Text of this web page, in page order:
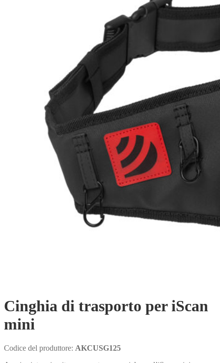
Cinghia di trasporto per iScan
mini
Codice del produttore: AKCUSG125